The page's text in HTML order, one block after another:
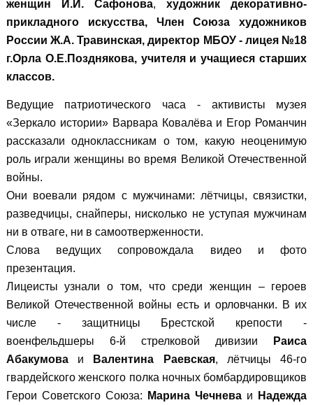
женщин И.И. Сафонова,художник декоративно-
прикладного искусства, Член Союза художников
России Ж.А. Травинская, директор МБОУ - лицея №18
г.Орла О.Е.Позднякова, учителя и учащиеся старших
классов.
Ведущие патриотического часа - активисты музея
«Зеркало истории» Варвара Ковалёва и Егор Романчин
рассказали одноклассникам о том, какую неоценимую
роль играли женщины во время Великой Отечественной
войны.
Они воевали рядом с мужчинами: лётчицы, связистки,
разведчицы, снайперы, нисколько не уступая мужчинам
ни в отваге, ни в самоотверженности.
Слова ведущих сопровождала видео и фото
презентация.
Лицеисты узнали о том, что среди женщин – героев
Великой Отечественной войны есть и орловчанки. В их
числе - защитницы Брестской крепости -
военфельдшеры 6-й стрелковой дивизии
Раиса
Абакумоваи Валентина Раевская, лётчицы 46-го
гвардейского женского полка ночных бомбардировщиков
Герои Советского Союза:
Марина Чечнева и
Надежда